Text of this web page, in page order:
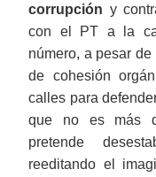
corrupción y
con el PT a la
número, a pesar
de cohesión
calles para
que no es más
pretende
reeditando el